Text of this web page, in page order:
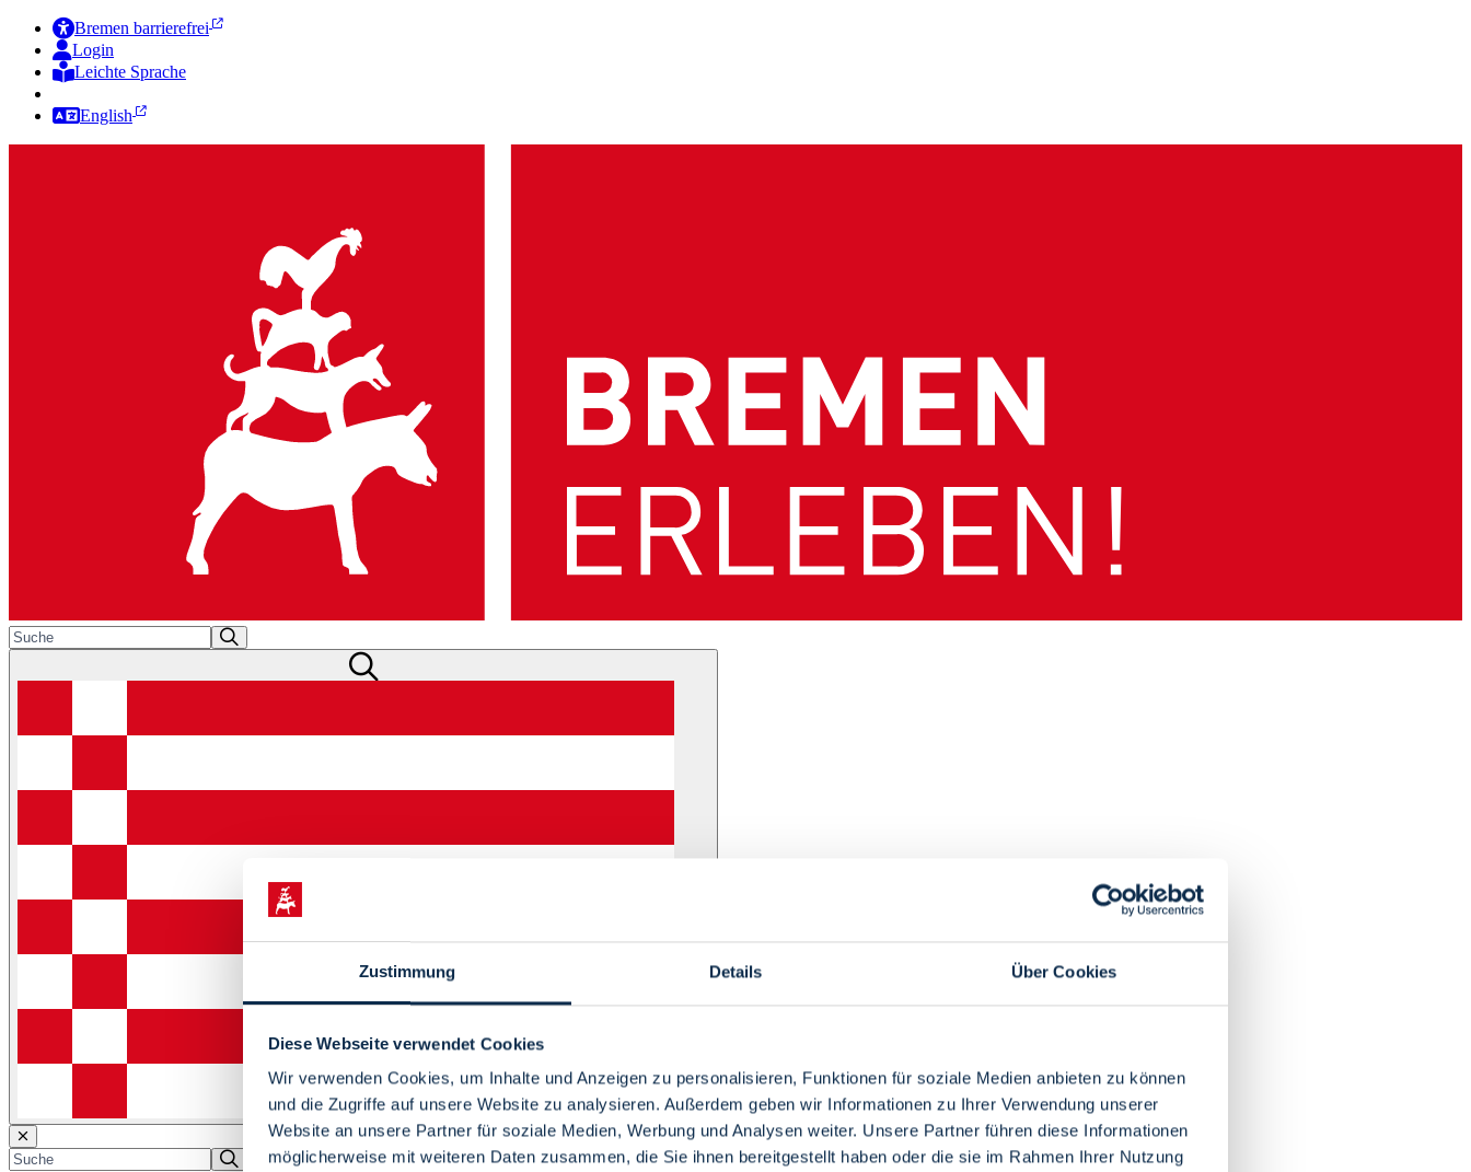
Zustimmung Details Über Cookies
Diese Webseite verwendet Cookies
Wir verwenden Cookies, um Inhalte und Anzeigen zu personalisieren, Funktionen für soziale Medien anbieten zu können
und die Zugriffe auf unsere Website zu analysieren. Außerdem geben wir Informationen zu Ihrer Verwendung unserer
Website an unsere Partner für soziale Medien, Werbung und Analysen weiter. Unsere Partner führen diese Informationen
möglicherweise mit weiteren Daten zusammen, die Sie ihnen bereitgestellt haben oder die sie im Rahmen Ihrer Nutzung
Bremen barrierefrei
Login
Leichte Sprache
English
Menü